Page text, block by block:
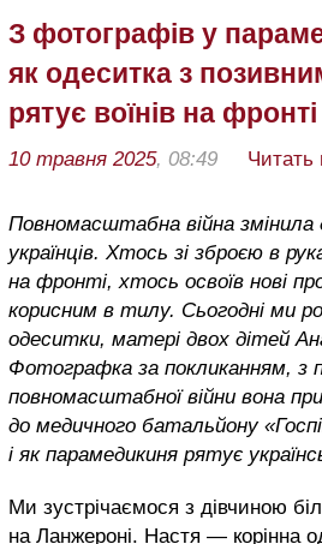
З фотографів у
як одеситка з
рятує воїнів на
10 травня 2025, 08:49 Читать
Повномасштабна війна змінила
українців. Хтось зі зброєю в
на фронті, хтось освоїв нові
корисним в тилу. Сьогодні ми
одеситки, матері двох дітей
Фотографка за покликанням, з
повномасштабної війни вона
до медичного батальйону
і як парамедикиня рятує
Ми зустрічаємося з дівчиною
на Ланжероні. Настя — корінна